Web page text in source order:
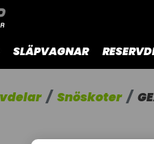
SLÄPVAGNAR
Snöskoter